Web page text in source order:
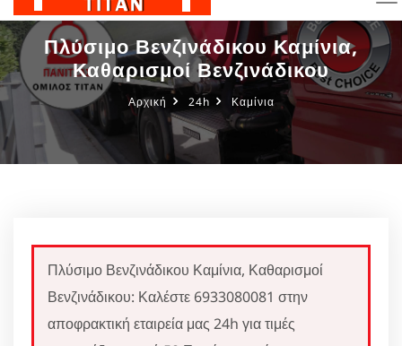
Πλύσιμο Βενζινάδικου Καμίνια,
Καθαρισμοί Βενζινάδικου
Αρχική 24h Καμίνια
Πλύσιμο Βενζινάδικου Καμίνια, Καθαρισμοί
Βενζινάδικου: Καλέστε 6933080081 στην
αποφρακτική εταιρεία μας 24h για τιμές